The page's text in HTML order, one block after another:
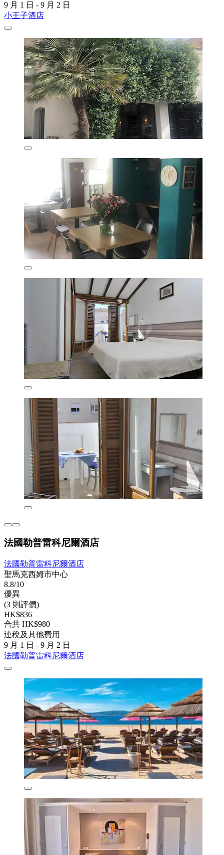
9 月 1 日 - 9 月 2 日
小王子酒店
法國勒普雷科尼爾酒店
法國勒普雷科尼爾酒店
聖馬克西姆市中心
8.8/10
優異
(3 則評價)
HK$836
合共 HK$980
連稅及其他費用
9 月 1 日 - 9 月 2 日
法國勒普雷科尼爾酒店